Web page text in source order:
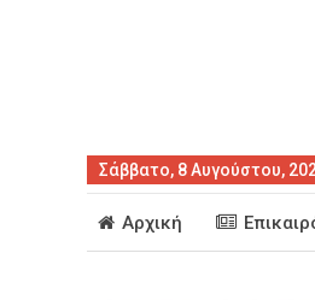
Σάββατο, 8 Αυγούστου,
Αρχική